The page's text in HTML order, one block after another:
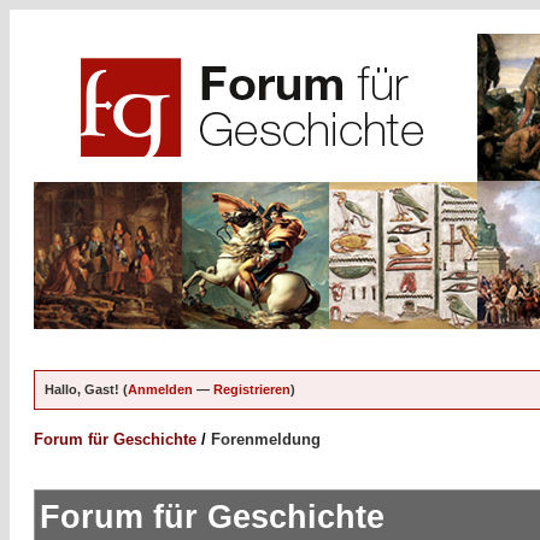
Hallo, Gast! (Anmelden — Registrieren)
Forum für Geschichte / Forenmeldung
Forum für Geschichte